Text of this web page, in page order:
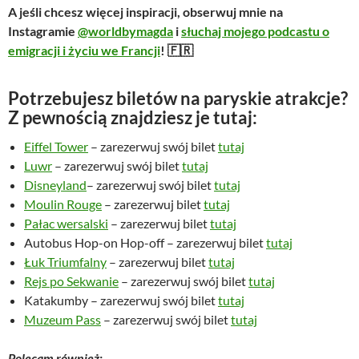
r
w
o
a
c
e
a
w
y
o
s
u
c
e
n
w
n
o
s
i
:
3
A jeśli chcesz więcej inspiracji, obserwuj mnie na
Instagramie @worldbymagda isłuchaj mojego podcastu o
emigracji i życiu we Francji! 🇫🇷
Potrzebujesz biletów na paryskie atrakcje?
Z pewnością znajdziesz je tutaj:
Eiffel Tower – zarezerwuj swój bilettutaj
Luwr – zarezerwuj swój bilettutaj
Disneyland– zarezerwuj swój bilettutaj
Moulin Rouge – zarezerwuj bilettutaj
Pałac wersalski – zarezerwuj bilettutaj
Autobus Hop-on Hop-off – zarezerwuj bilettutaj
Łuk Triumfalny – zarezerwuj bilettutaj
Rejs po Sekwanie – zarezerwuj swój bilettutaj
Katakumby – zarezerwuj swój bilettutaj
Muzeum Pass – zarezerwuj swój bilettutaj